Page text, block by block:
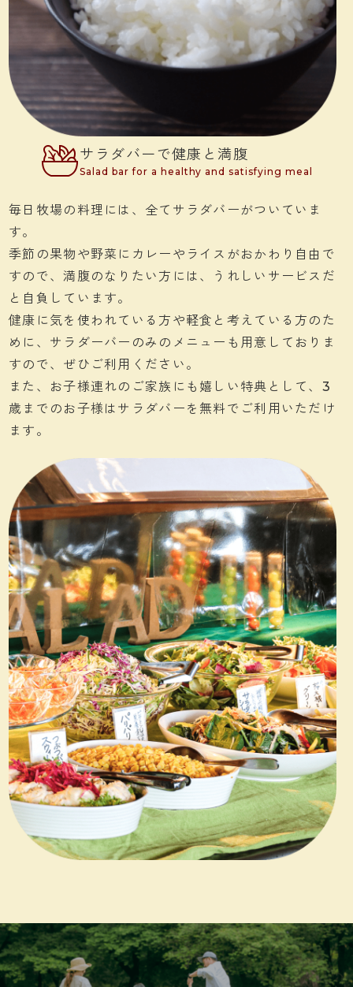
サラダバーで健康と満腹
Salad bar for a healthy and satisfying meal
毎日牧場の料理には、全てサラダバーがついていま
す。
季節の果物や野菜にカレーやライスがおかわり自由で
すので、満腹のなりたい方には、うれしいサービスだ
と自負しています。
健康に気を使われている方や軽食と考えている方のた
めに、サラダーバーのみのメニューも用意しておりま
すので、ぜひご利用ください。
また、お子様連れのご家族にも嬉しい特典として、3
歳までのお子様はサラダバーを無料でご利用いただけ
ます。